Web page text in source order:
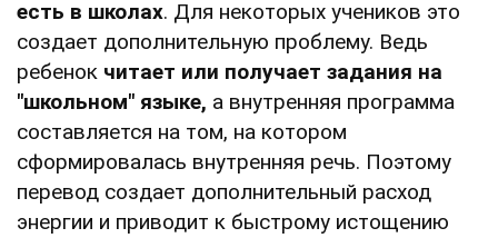
есть в школах. Для некоторых учеников это
создает дополнительную проблему. Ведь
ребенок читает или получает задания на
"школьном" языке, а внутренняя программа
составляется на том, на котором
сформировалась внутренняя речь. Поэтому
перевод создает дополнительный расход
энергии и приводит к быстрому истощению